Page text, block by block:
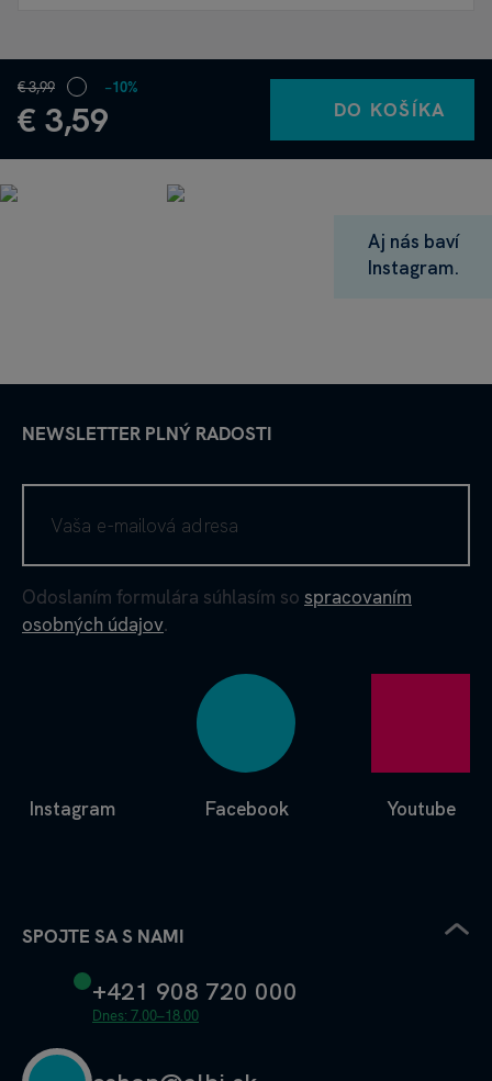
€ 3,99
€ 3,59
−10%
DO KOŠÍKA
Aj nás baví
Instagram.
NEWSLETTER PLNÝ RADOSTI
Odoslaním formulára súhlasím so spracovaním
osobných údajov.
Facebook
Instagram Youtube
SPOJTE SA S NAMI
+421 908 720 000
Dnes: 7.00–18.00